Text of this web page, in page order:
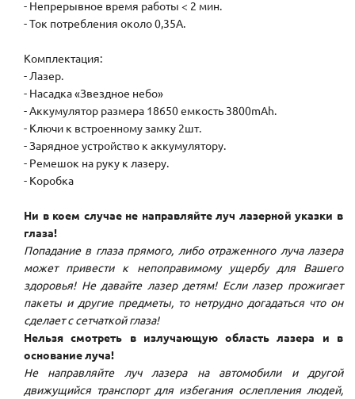
- Непрерывное время работы < 2 мин.
- Ток потребления около 0,35А.
Комплектация:
- Лазер.
- Насадка «Звездное небо»
- Аккумулятор размера 18650 емкость 3800mAh.
- Ключи к встроенному замку 2шт.
- Зарядное устройство к аккумулятору.
- Ремешок на руку к лазеру.
- Коробка
Ни в коем случае не направляйте луч лазерной указки в
глаза!
Попадание в глаза прямого, либо отраженного луча лазера
может привести к непоправимому ущербу для Вашего
здоровья! Не давайте лазер детям! Если лазер прожигает
пакеты и другие предметы, то нетрудно догадаться что он
сделает с сетчаткой глаза!
Нельзя смотреть в излучающую область лазера и в
основание луча!
Не направляйте луч лазера на автомобили и другой
движущийся транспорт для избегания ослепления людей,